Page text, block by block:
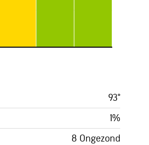
93°
1%
8 Ongezond